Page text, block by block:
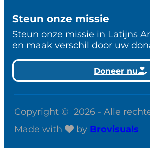
Steun onze missie
Steun onze missie in Latijns
en maak verschil door uw
Doneer nu
Copyright © 2026 - Alle
Made with
by Brovisuals